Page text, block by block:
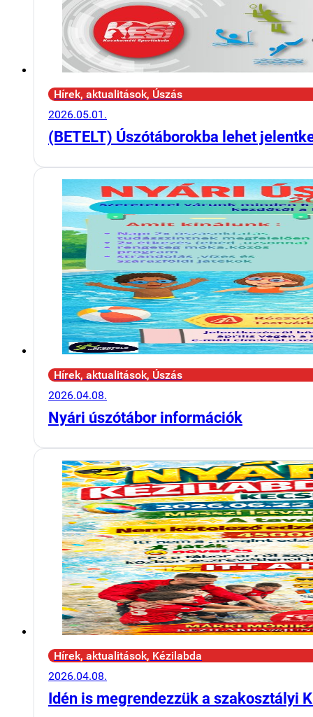
Hírek, aktualitások, Úszás
2026.05.01.
(BETELT) Úszótáborokba lehet
Hírek, aktualitások, Úszás
2026.04.08.
Nyári úszótábor információk
Hírek, aktualitások, Kézilabda
2026.04.08.
Idén is megrendezzük a szakosztályi